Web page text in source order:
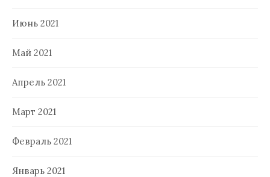
Июнь 2021
Май 2021
Апрель 2021
Март 2021
Февраль 2021
Январь 2021